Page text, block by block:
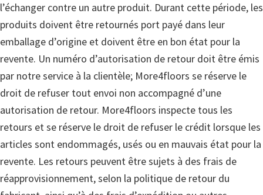
l’échanger contre un autre produit. Durant cette période, les
produits doivent être retournés port payé dans leur
emballage d’origine et doivent être en bon état pour la
revente. Un numéro d’autorisation de retour doit être émis
par notre service à la clientèle; More4floors se réserve le
droit de refuser tout envoi non accompagné d’une
autorisation de retour. More4floors inspecte tous les
retours et se réserve le droit de refuser le crédit lorsque les
articles sont endommagés, usés ou en mauvais état pour la
revente. Les retours peuvent être sujets à des frais de
réapprovisionnement, selon la politique de retour du